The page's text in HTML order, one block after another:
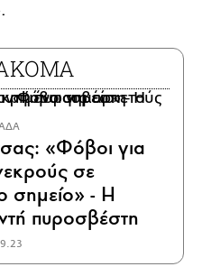
«Φόβοι για
σε
σημείο» - Η
πυροσβέστη